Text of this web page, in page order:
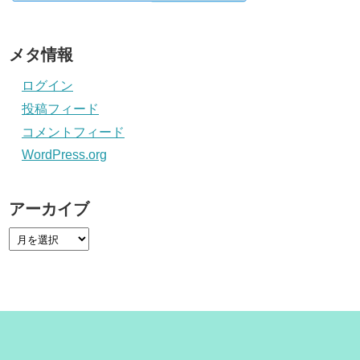
メタ情報
ログイン
投稿フィード
コメントフィード
WordPress.org
アーカイブ